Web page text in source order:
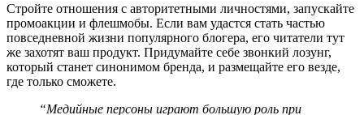
Стройте отношения с авторитетными личностями, запускайте
промоакции и флешмобы. Если вам удастся стать частью
повседневной жизни популярного блогера, его читатели тут
же захотят ваш продукт. Придумайте себе звонкий лозунг,
который станет синонимом бренда, и размещайте его везде,
где только сможете.
“Медийные персоны играют большую роль при